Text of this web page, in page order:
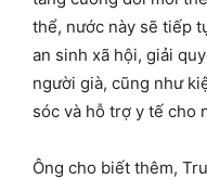
thể, nước này sẽ tiếp
an sinh xã hội, giải
người già, cũng như
sóc và hỗ trợ y tế cho
Ông cho biết thêm,